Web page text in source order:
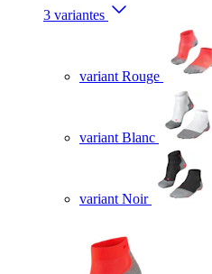
3 variantes
variant Rouge
variant Blanc
variant Noir